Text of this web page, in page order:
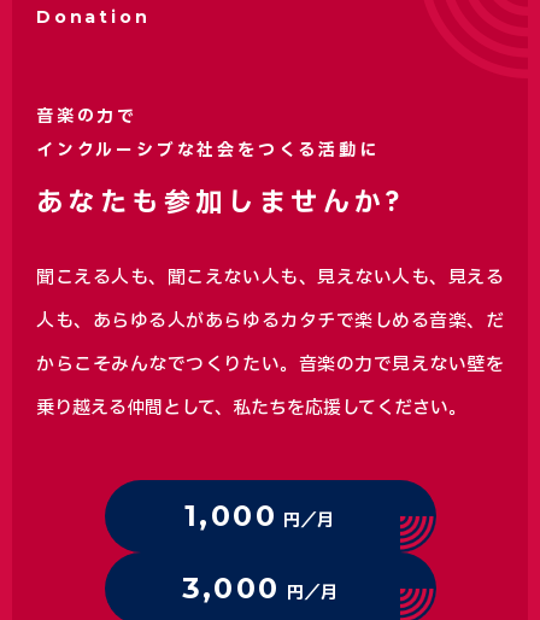
Donation
音楽の力で
インクルーシブな社会をつくる活動に
あなたも参加しませんか?
聞こえる人も、聞こえない人も、見えない人も、見える
人も、あらゆる人があらゆるカタチで楽しめる音楽、 だ
からこそみんなでつくりたい。音楽の力で見えない壁を
乗り越える仲間として、私たちを応援してください。
1,000 円／月
3,000 円／月